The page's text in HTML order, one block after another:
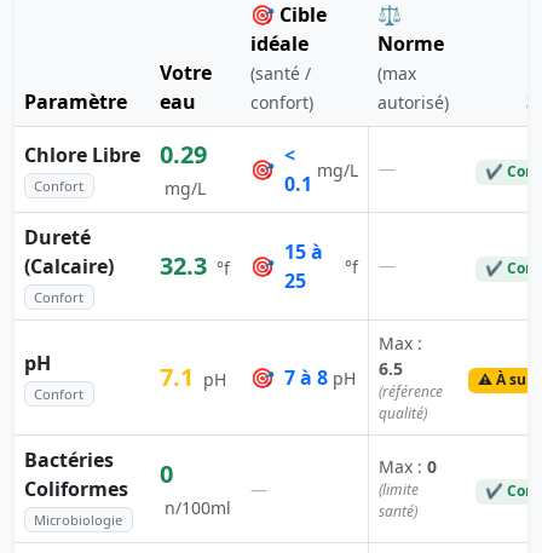
Paramètre
Votre
eau
🎯 Cible
idéale
(santé /
confort)
⚖️
Norme
(max
autorisé)
Chlore Libre
Confort
0.29
mg/L
🎯
<
0.1
mg/L — ✔
Dureté
(Calcaire)
Confort
32.3 °f 🎯
15 à
25
°f — ✔
pH
Confort
7.1 pH 🎯 7 à 8 pH
Max :
6.5
(référence
qualité)
⚠️ À
Bactéries
Coliformes
Microbiologie
0
n/100ml
—
Max : 0
(limite
santé)
✔